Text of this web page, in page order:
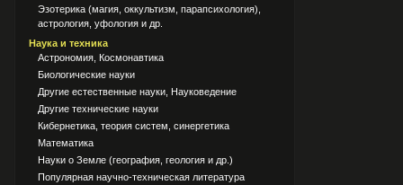
Эзотерика (магия, оккультизм, парапсихология),
астрология, уфология и др.
Наука и техника
Астрономия, Космонавтика
Биологические науки
Другие естественные науки, Науковедение
Другие технические науки
Кибернетика, теория систем, синергетика
Математика
Науки о Земле (география, геология и др.)
Популярная научно-техническая литература